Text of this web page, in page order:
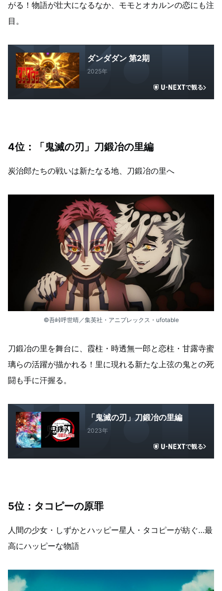
がる！物語が壮大になるなか、モモとオカルンの恋にも注
目。
ダンダダン 第2期
2025年
で観る
4位：「鬼滅の刃」刀鍛冶の里編
炭治郎たちの戦いは新たなる地、刀鍛冶の里へ
©吾峠呼世晴／集英社・アニプレックス・ufotable
刀鍛冶の里を舞台に、霞柱・時透無一郎と恋柱・甘露寺蜜
璃らの活躍が描かれる！里に現れる新たな上弦の鬼との死
闘も手に汗握る。
「鬼滅の刃」刀鍛冶の里編
2023年
で観る
5位：タコピーの原罪
人間の少女・しずかとハッピー星人・タコピーが紡ぐ…最
高にハッピーな物語